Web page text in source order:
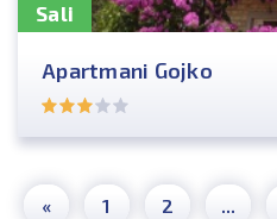
Sali
Apartmani Gojko
« 1 2 ...